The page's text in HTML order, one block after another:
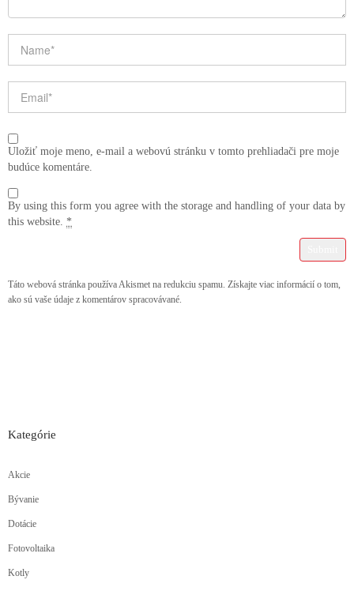
Uložiť moje meno, e-mail a webovú stránku v tomto prehliadači pre moje
budúce komentáre.
By using this form you agree with the storage and handling of your data by
this website. *
Táto webová stránka používa Akismet na redukciu spamu. Získajte viac informácií o tom,
ako sú vaše údaje z komentárov spracovávané.
Kategórie
Akcie
Bývanie
Dotácie
Fotovoltaika
Kotly